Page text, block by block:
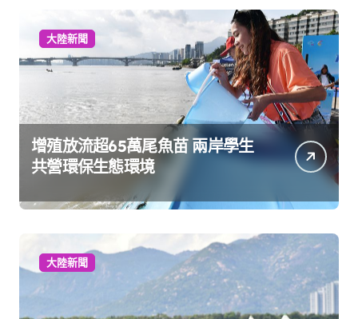
大陸新聞
增殖放流超65萬尾魚苗 兩岸學生
共營環保生態環境
大陸新聞